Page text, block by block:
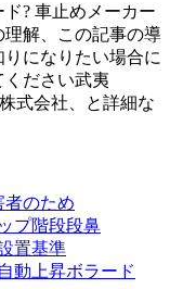
? 車止めメーカー
解、この記事の導
になりたい場合に
ださい武夷
式会社、と詳細な
者のため
プ階段段鼻
置基準
動上昇ボラード